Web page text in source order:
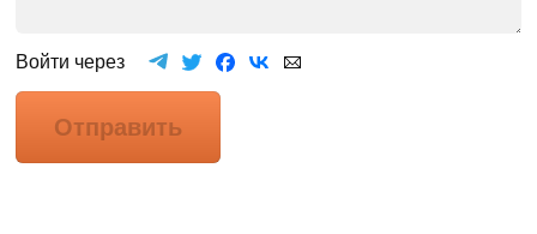
Войти через
Отправить